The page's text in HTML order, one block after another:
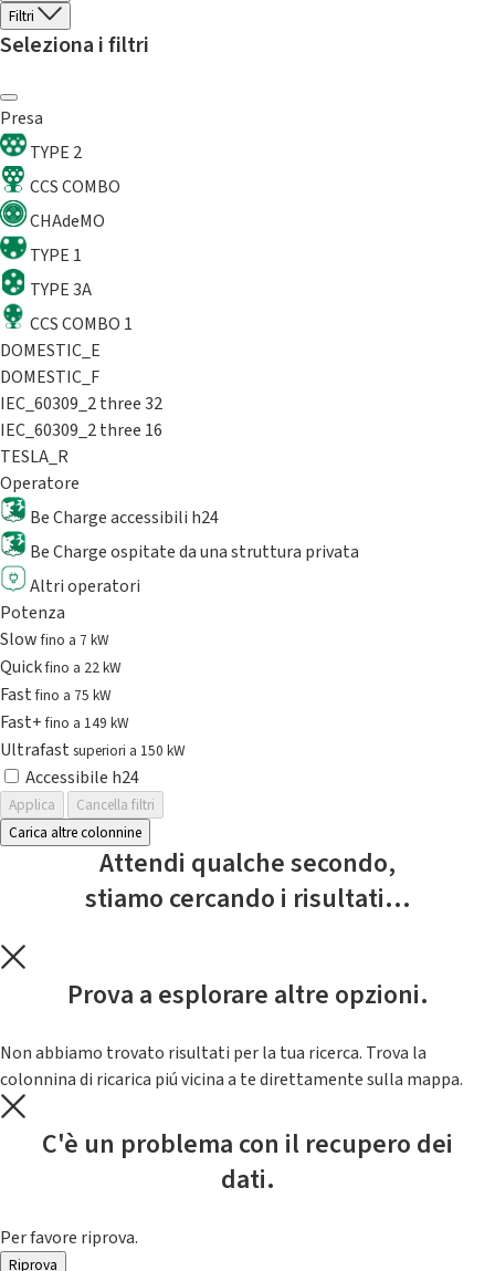
Filtri
Seleziona i filtri
Presa
TYPE 2
CCS COMBO
CHAdeMO
TYPE 1
TYPE 3A
CCS COMBO 1
DOMESTIC_E
DOMESTIC_F
IEC_60309_2 three 32
IEC_60309_2 three 16
TESLA_R
Operatore
Be Charge accessibili h24
Be Charge ospitate da una struttura privata
Altri operatori
Potenza
Slowfino a 7 kW
Quickfino a 22 kW
Fastfino a 75 kW
Fast+fino a 149 kW
Ultrafast superiori a 150 kW
Accessibile h24
Applica
Cancella filtri
Carica altre colonnine
Attendi qualche secondo,
stiamo cercando i risultati...
Prova a esplorare altre opzioni.
Non abbiamo trovato risultati per la tua ricerca. Trova la
colonnina di ricarica piú vicina a te direttamente sulla mappa.
C'è un problema con il recupero dei
dati.
Per favore riprova.
Riprova